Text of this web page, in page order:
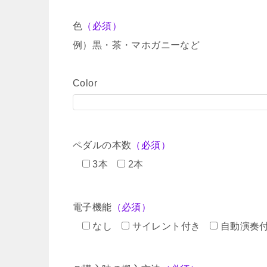
色 （必須）
例）黒・茶・マホガニーなど
Color
ペダルの本数 （必須）
3本
2本
電子機能 （必須）
なし
サイレント付き 自動演奏